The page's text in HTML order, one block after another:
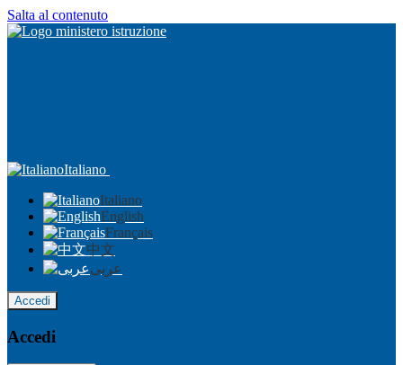
Salta al contenuto
Italiano
Italiano
English
Français
中文
عربى
Accedi
Accedi